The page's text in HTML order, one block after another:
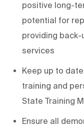
positive long-
potential for
providing back-
services
Keep up to
training and
State Training
Ensure all